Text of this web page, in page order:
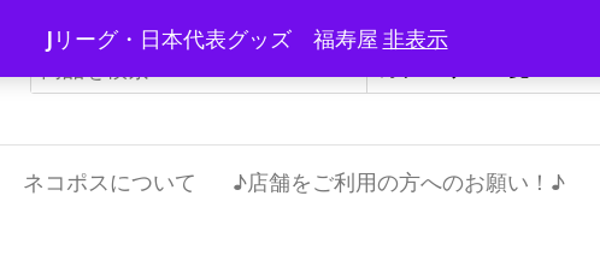
Jリーグ・日本代表グッズ 福寿屋 非表示
ネコポスについて ♪店舗をご利用の方へのお願い！♪